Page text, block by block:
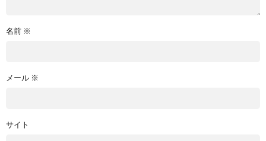
名前 ※
メール ※
サイト